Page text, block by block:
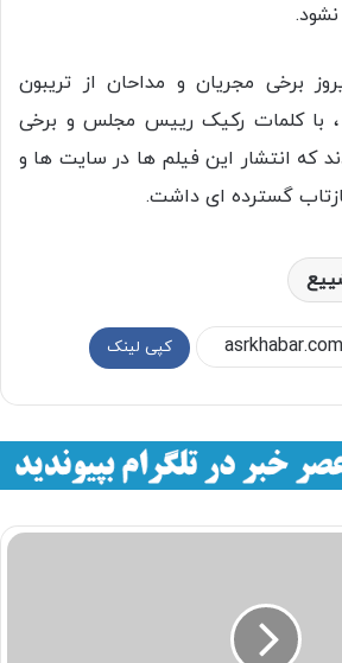
برخی مجریان و مداحان از تریبون
با کلمات رکیک رییس مجلس و برخی
که انتشار این فیلم ها در سایت ها و
گسترده ای داشت.
کپی لینک